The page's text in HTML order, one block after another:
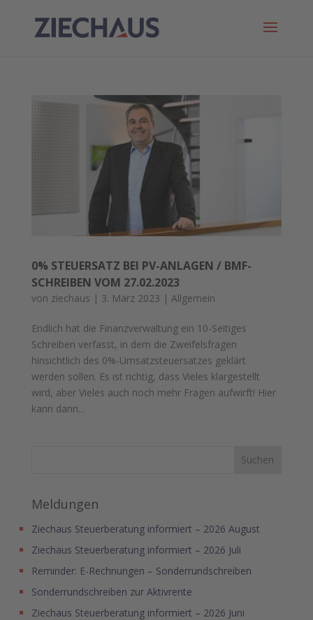
0% STEUERSATZ BEI PV-ANLAGEN / BMF-
SCHREIBEN VOM 27.02.2023
von ziechaus | 3. März 2023 | Allgemein
Endlich hat die Finanzverwaltung ein 10-Seitiges
Schreiben verfasst, in dem die Zweifelsfragen
hinsichtlich des 0%-Umsatzsteuersatzes geklärt
werden sollen. Es ist richtig, dass Vieles klargestellt
wird, aber Vieles auch noch mehr Fragen aufwirft! Hier
kann dann...
Meldungen
Ziechaus Steuerberatung informiert – 2026 August
Ziechaus Steuerberatung informiert – 2026 Juli
Reminder: E-Rechnungen – Sonderrundschreiben
Sonderrundschreiben zur Aktivrente
Ziechaus Steuerberatung informiert – 2026 Juni